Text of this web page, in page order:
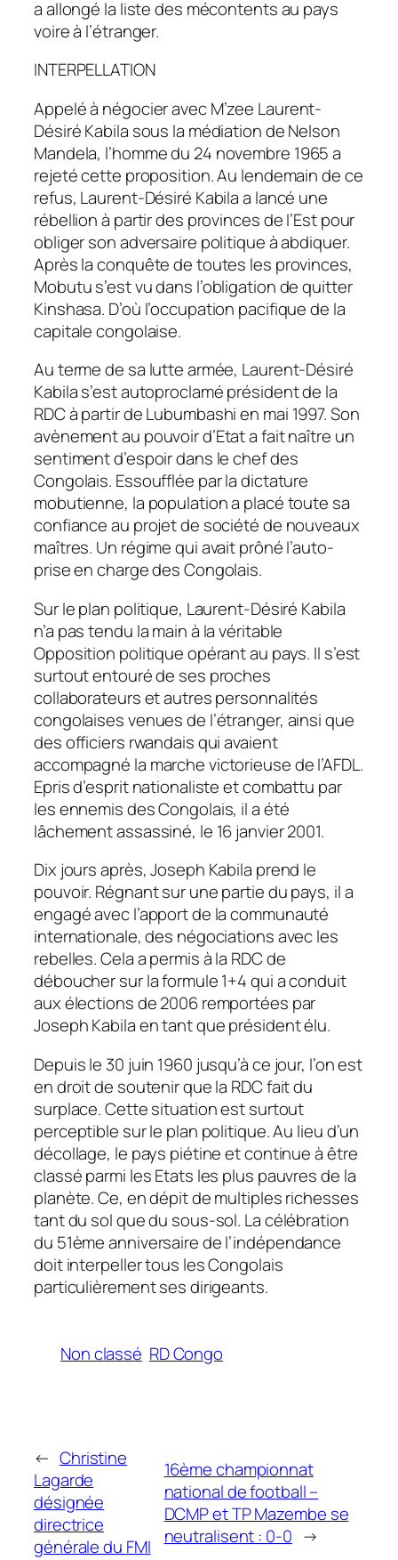
a allongé la liste des mécontents au pays
voire à l’étranger.
INTERPELLATION
Appelé à négocier avec M’zee Laurent-
Désiré Kabila sous la médiation de Nelson
Mandela, l’homme du 24 novembre 1965 a
rejeté cette proposition. Au lendemain de ce
refus, Laurent-Désiré Kabila a lancé une
rébellion à partir des provinces de l’Est pour
obliger son adversaire politique à abdiquer.
Après la conquête de toutes les provinces,
Mobutu s’est vu dans l’obligation de quitter
Kinshasa. D’où l’occupation pacifique de la
capitale congolaise.
Au terme de sa lutte armée, Laurent-Désiré
Kabila s’est autoproclamé président de la
RDC à partir de Lubumbashi en mai 1997. Son
avènement au pouvoir d’Etat a fait naître un
sentiment d’espoir dans le chef des
Congolais. Essoufflée par la dictature
mobutienne, la population a placé toute sa
confiance au projet de société de nouveaux
maîtres. Un régime qui avait prôné l’auto-
prise en charge des Congolais.
Sur le plan politique, Laurent-Désiré Kabila
n’a pas tendu la main à la véritable
Opposition politique opérant au pays. Il s’est
surtout entouré de ses proches
collaborateurs et autres personnalités
congolaises venues de l’étranger, ainsi que
des officiers rwandais qui avaient
accompagné la marche victorieuse de l’AFDL.
Epris d’esprit nationaliste et combattu par
les ennemis des Congolais, il a été
lâchement assassiné, le 16 janvier 2001.
Dix jours après, Joseph Kabila prend le
pouvoir. Régnant sur une partie du pays, il a
engagé avec l’apport de la communauté
internationale, des négociations avec les
rebelles. Cela a permis à la RDC de
déboucher sur la formule 1+4 qui a conduit
aux élections de 2006 remportées par
Joseph Kabila en tant que président élu.
Depuis le 30 juin 1960 jusqu’à ce jour, l’on est
en droit de soutenir que la RDC fait du
surplace. Cette situation est surtout
perceptible sur le plan politique. Au lieu d’un
décollage, le pays piétine et continue à être
classé parmi les Etats les plus pauvres de la
planète. Ce, en dépit de multiples richesses
tant du sol que du sous-sol. La célébration
du 51ème anniversaire de l’indépendance
doit interpeller tous les Congolais
particulièrement ses dirigeants.
Non classé RD Congo
← Christine
Lagarde
désignée
directrice
générale du FMI
16ème championnat
national de football –
DCMP et TP Mazembe se
neutralisent : 0-0 →